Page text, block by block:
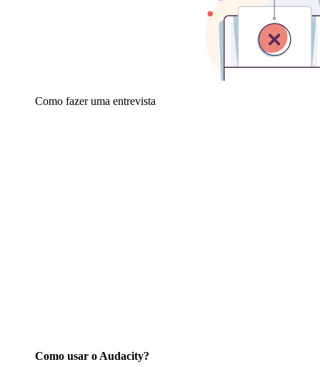
Como fazer uma entrevista
Como usar o Audacity?